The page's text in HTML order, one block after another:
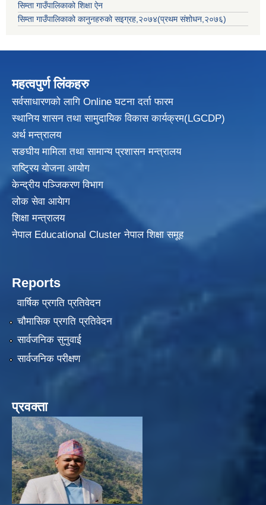
सिम्ता गाउँपालिकाको शिक्षा ऐन
सिम्ता गाउँपालिकाको कानुनहरुको सइग्रह,२०७४(प्रथम संशोधन,२०७६)
महत्वपुर्ण लिंकहरु
सर्वसाधारणको लागि Online घटना दर्ता फारम
स्थानिय शासन तथा सामुदायिक विकासकार्यक्रम(LGCDP)
अर्थ मन्त्रालय
सङघीय मामिला तथा सामान्य प्रशासन मन्त्रालय
राष्ट्रिय योजना आयोग
केन्द्रीय पञ्जिकरण विभाग
लोक सेवा आयेाग
शिक्षा मन्त्रालय
नेपाल Educational Cluster नेपाल शिक्षा समूह
Reports
वार्षिक प्रगति प्रतिवेदन
चौमासिक प्रगति प्रतिवेदन
सार्वजनिक सुनुवाई
सार्वजनिक परीक्षण
प्रवक्ता